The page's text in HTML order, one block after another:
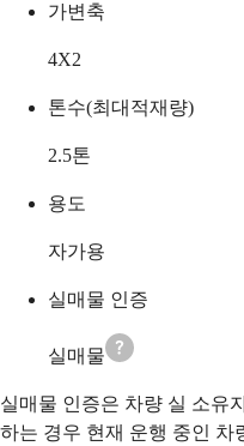
가변축
4X2
톤수(최대적재량)
2.5톤
용도
자가용
실매물 인증
실매물
실매물 인증은 차량 실 소유
하는 경우 현재 운행 중인 차